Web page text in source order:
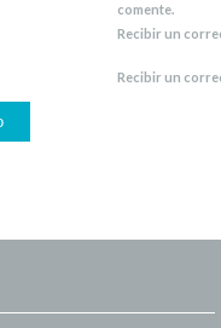
comente.
Recibir un
Recibir un